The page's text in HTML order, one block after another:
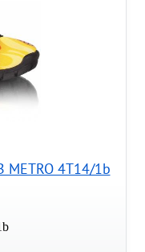
METRO 4T14/1b